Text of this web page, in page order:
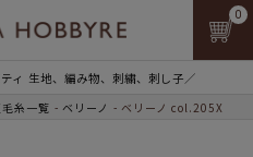
ィ 生地、編み物、刺繍、刺し子／
0
糸一覧 ベリーノ ベリーノ col.205X